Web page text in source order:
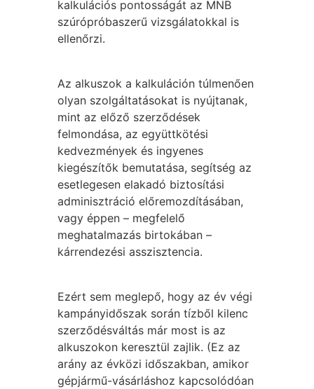
kalkulációs pontosságát az MNB
szúrópróbaszerű vizsgálatokkal is
ellenőrzi.
Az alkuszok a kalkuláción túlmenően
olyan szolgáltatásokat is nyújtanak,
mint az előző szerződések
felmondása, az együttkötési
kedvezmények és ingyenes
kiegészítők bemutatása, segítség az
esetlegesen elakadó biztosítási
adminisztráció előremozdításában,
vagy éppen – megfelelő
meghatalmazás birtokában –
kárrendezési asszisztencia.
Ezért sem meglepő, hogy az év végi
kampányidőszak során tízből kilenc
szerződésváltás már most is az
alkuszokon keresztül zajlik. (Ez az
arány az évközi időszakban, amikor
gépjármű-vásárláshoz kapcsolódóan